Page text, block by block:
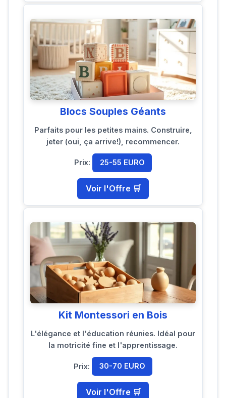
Blocs Souples Géants
Parfaits pour les petites mains. Construire,
jeter (oui, ça arrive!), recommencer.
Prix: 25-55 EURO
Voir l'Offre 🛒
Kit Montessori en Bois
L'élégance et l'éducation réunies. Idéal pour
la motricité fine et l'apprentissage.
Prix: 30-70 EURO
Voir l'Offre 🛒